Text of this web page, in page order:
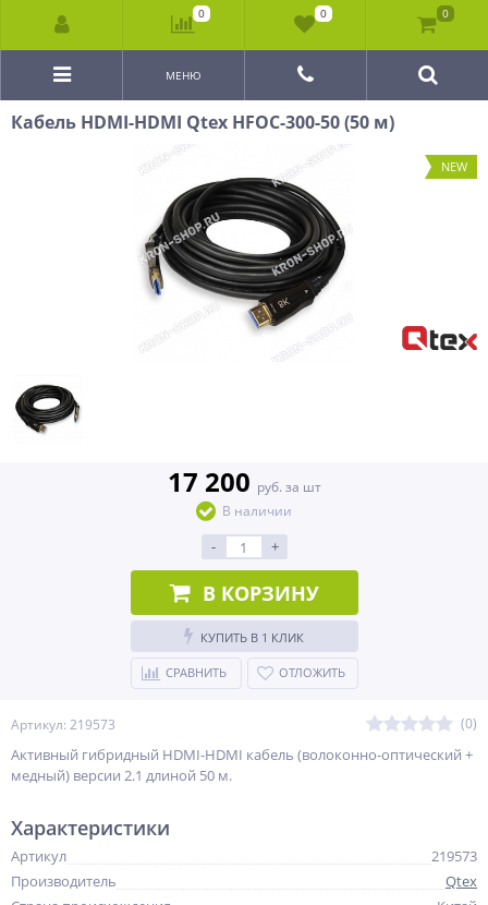
МЕНЮ
Кабель HDMI-HDMI Qtex HFOC-300-50 (50 м)
NEW
Артикул: 219573 (0)
Активный гибридный HDMI-HDMI кабель (волоконно-оптический +
медный) версии 2.1 длиной 50 м.
17 200 руб. за шт
В наличии
- +
В КОРЗИНУ
КУПИТЬ В 1 КЛИК
СРАВНИТЬ ОТЛОЖИТЬ
Характеристики
Артикул
219573
Производитель
Qtex
0 0 0